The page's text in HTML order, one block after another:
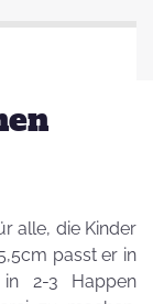
alle, die Kinder
passt er in
2-3 Happen